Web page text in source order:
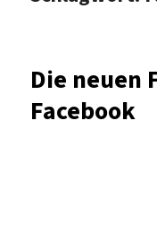
Die neuen
Facebook